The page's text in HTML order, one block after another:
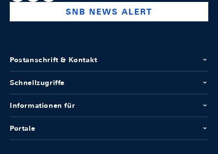
SNB NEWS ALERT
Postanschrift & Kontakt
Schnellzugriffe
Informationen für
Portale